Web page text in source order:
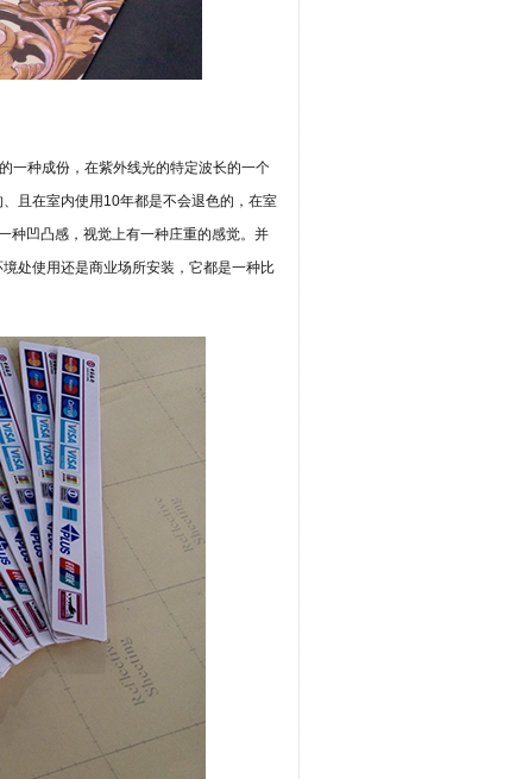
一种成份 ， 在紫外线光的特定波长的一个
、 且在室内使用 10年都是不会退色的 ， 在室
种凹凸感，视觉上有一种庄重的感觉。并
境处使用还是商业场所安装 ， 它都是一种比